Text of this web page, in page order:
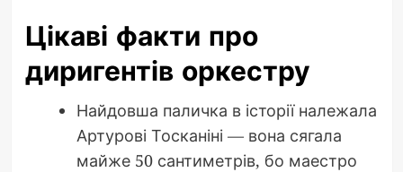
Цікаві факти про
диригентів оркестру
Найдовша паличка в історії належала
Артурові Тосканіні — вона сягала
майже 50 сантиметрів, бо маестро